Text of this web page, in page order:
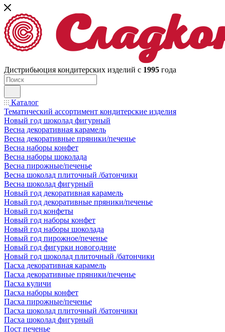
Дистрибьюция кондитерских изделий с 1995 года
Каталог
Тематический ассортимент кондитерские изделия
Новый год шоколад фигурный
Весна декоративная карамель
Весна декоративные пряники/печенье
Весна наборы конфет
Весна наборы шоколада
Весна пирожные/печенье
Весна шоколад плиточный /батончики
Весна шоколад фигурный
Новый год декоративная карамель
Новый год декоративные пряники/печенье
Новый год конфеты
Новый год наборы конфет
Новый год наборы шоколада
Новый год пирожное/печенье
Новый год фигурки новогодние
Новый год шоколад плиточный /батончики
Пасха декоративная карамель
Пасха декоративные пряники/печенье
Пасха куличи
Пасха наборы конфет
Пасха пирожные/печенье
Пасха шоколад плиточный /батончики
Пасха шоколад фигурный
Пост печенье